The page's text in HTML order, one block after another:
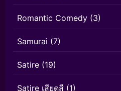
Romantic Comedy (3)
Samurai (7)
Satire (19)
Satire เสียดสี (1)